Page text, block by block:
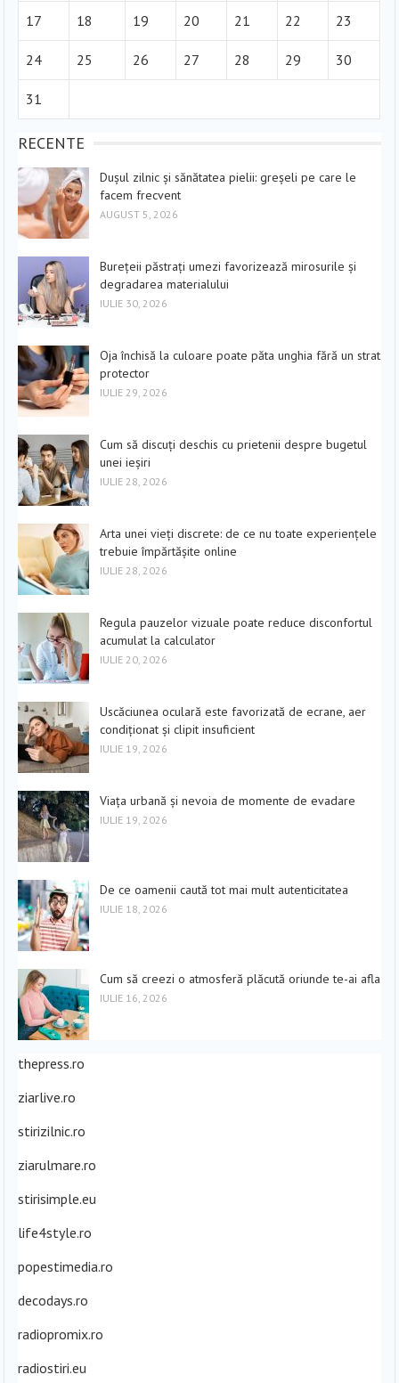
17 18 19 20 21 22 23
24 25 26 27 28 29 30
31
RECENTE
Dușul zilnic și sănătatea pielii: greșeli pe care le
facem frecvent
AUGUST 5, 2026
Burețeii păstrați umezi favorizează mirosurile și
degradarea materialului
IULIE 30, 2026
Oja închisă la culoare poate păta unghia fără un strat
protector
IULIE 29, 2026
Cum să discuți deschis cu prietenii despre bugetul
unei ieșiri
IULIE 28, 2026
Arta unei vieți discrete: de ce nu toate experiențele
trebuie împărtășite online
IULIE 28, 2026
Regula pauzelor vizuale poate reduce disconfortul
acumulat la calculator
IULIE 20, 2026
Uscăciunea oculară este favorizată de ecrane, aer
condiționat și clipit insuficient
IULIE 19, 2026
Viața urbană și nevoia de momente de evadare
IULIE 19, 2026
De ce oamenii caută tot mai mult autenticitatea
IULIE 18, 2026
Cum să creezi o atmosferă plăcută oriunde te-ai afla
IULIE 16, 2026
thepress.ro
ziarlive.ro
stirizilnic.ro
ziarulmare.ro
stirisimple.eu
life4style.ro
popestimedia.ro
decodays.ro
radiopromix.ro
radiostiri.eu